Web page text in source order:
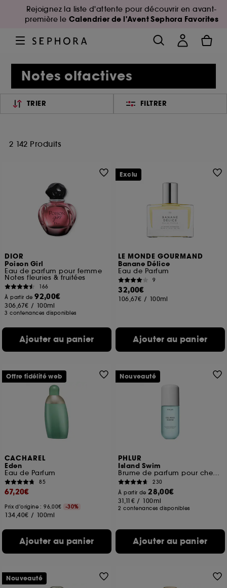
Rejoignez la liste d'attente pour découvrir en avant-
première le Calendrier de l'Avent Sephora Favorites
Notes olfactives
TRIER FILTRER
2 142 Produits
DIOR
Poison Girl
Eau de parfum pour femme
Notes fleuries & fruitées
166
À partir de92,00€
306,67€ / 100ml
3 contenances disponibles
Ajouter au panier
LE MONDE GOURMAND
Banane Délice
Eau de Parfum
9
32,00€
106,67€ / 100ml
Ajouter au panier
Exclu
CACHAREL
Eden
Eau de Parfum
85
67,20€
Prix d'origine : 96,00€ -30%
134,40€ / 100ml
Ajouter au panier
Offre fidélité web
PHLUR
Island Swim
Brume de parfum pour cheveux et corps
230
À partir de28,00€
31,11€ / 100ml
2 contenances disponibles
Ajouter au panier
Nouveauté
Nouveauté